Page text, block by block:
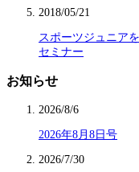
2018/05/21
スポーツジュニア
セミナー
お知らせ
2026/8/6
2026年8月8日号
2026/7/30